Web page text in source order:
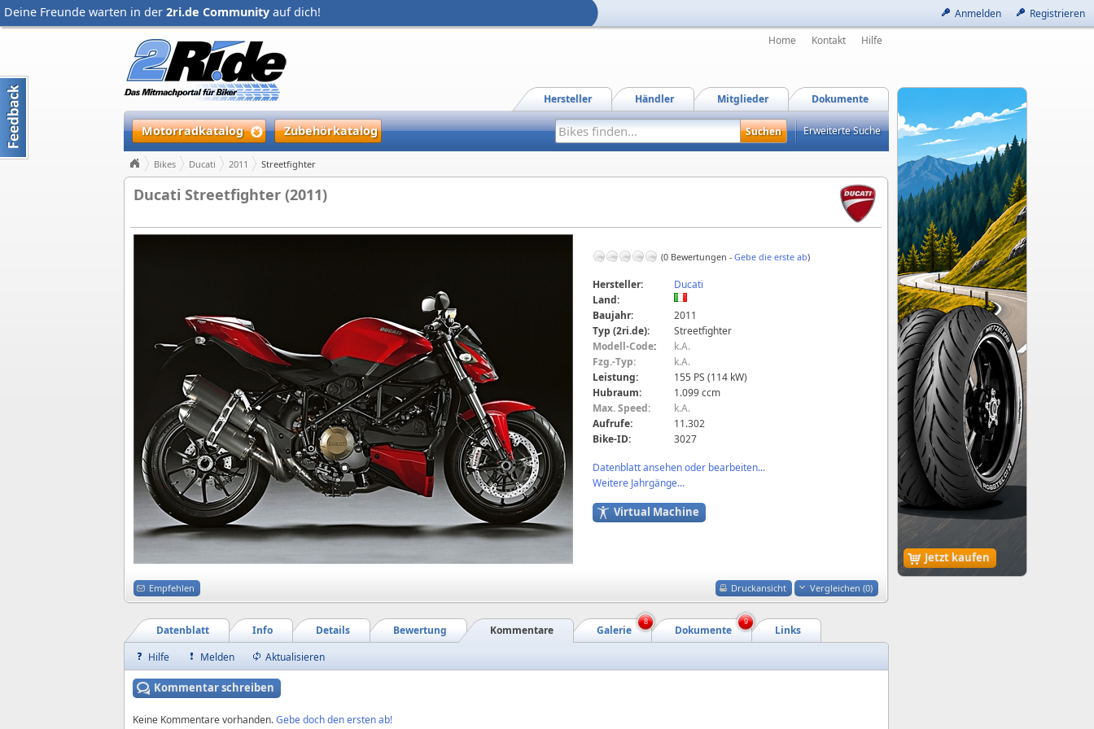
Anmelden Registrieren
Deine Freunde warten in der 2ri.de Community auf dich!
Jetzt kaufen
Home Kontakt Hilfe
Dokumente
Mitglieder
Händler
Hersteller
Motorradkatalog Zubehörkatalog Erweiterte Suche
Bikes Ducati 2011 Streetfighter
Ducati Streetfighter (2011)
(0 Bewertungen - Gebe die erste ab)
Hersteller:
Ducati
Land:
Baujahr:
2011
Typ (2ri.de):
Streetfighter
Modell-Code:
k.A.
Fzg.-Typ:
k.A.
Leistung:
155 PS (114 kW)
Hubraum:
1.099 ccm
Max. Speed:
k.A.
Aufrufe:
11.302
Bike-ID:
3027
Datenblatt ansehen oder bearbeiten...
Weitere Jahrgänge...
Virtual Machine
Druckansicht Vergleichen (0)
Empfehlen
Links
Dokumente
Galerie
Kommentare
Bewertung
Details
Info
Datenblatt
8 9
Hilfe Melden Aktualisieren
Kommentar schreiben
Keine Kommentare vorhanden.Gebe doch den ersten ab!